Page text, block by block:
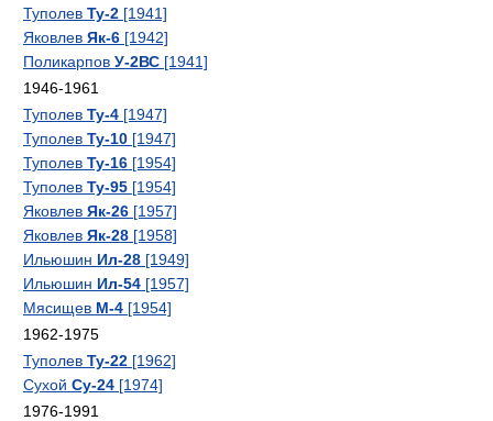
Туполев Ту-2 [1941]
Яковлев Як-6 [1942]
Поликарпов У-2ВС [1941]
1946-1961
Туполев Ту-4 [1947]
Туполев Ту-10 [1947]
Туполев Ту-16 [1954]
Туполев Ту-95 [1954]
Яковлев Як-26 [1957]
Яковлев Як-28 [1958]
Ильюшин Ил-28 [1949]
Ильюшин Ил-54 [1957]
Мясищев М-4 [1954]
1962-1975
Туполев Ту-22 [1962]
Сухой Су-24 [1974]
1976-1991